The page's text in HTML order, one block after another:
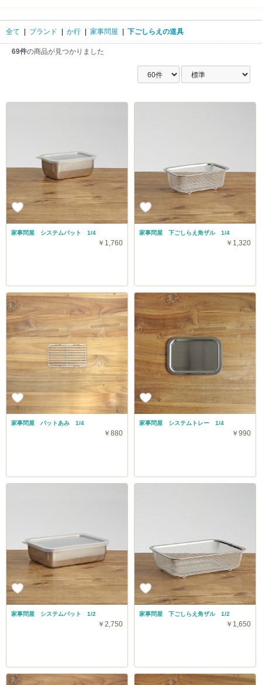
全て | ブランド | か行 | 家事問屋 | 下ごしらえの道具
69件の商品が見つかりました
家事問屋 システムバット 1/4
￥1,760
家事問屋 下ごしらえ角ザル 1/4
￥1,320
家事問屋 バットあみ 1/4
￥880
家事問屋 システムトレー 1/4
￥990
家事問屋 システムバット 1/2
￥2,750
家事問屋 下ごしらえ角ザル 1/2
￥1,650